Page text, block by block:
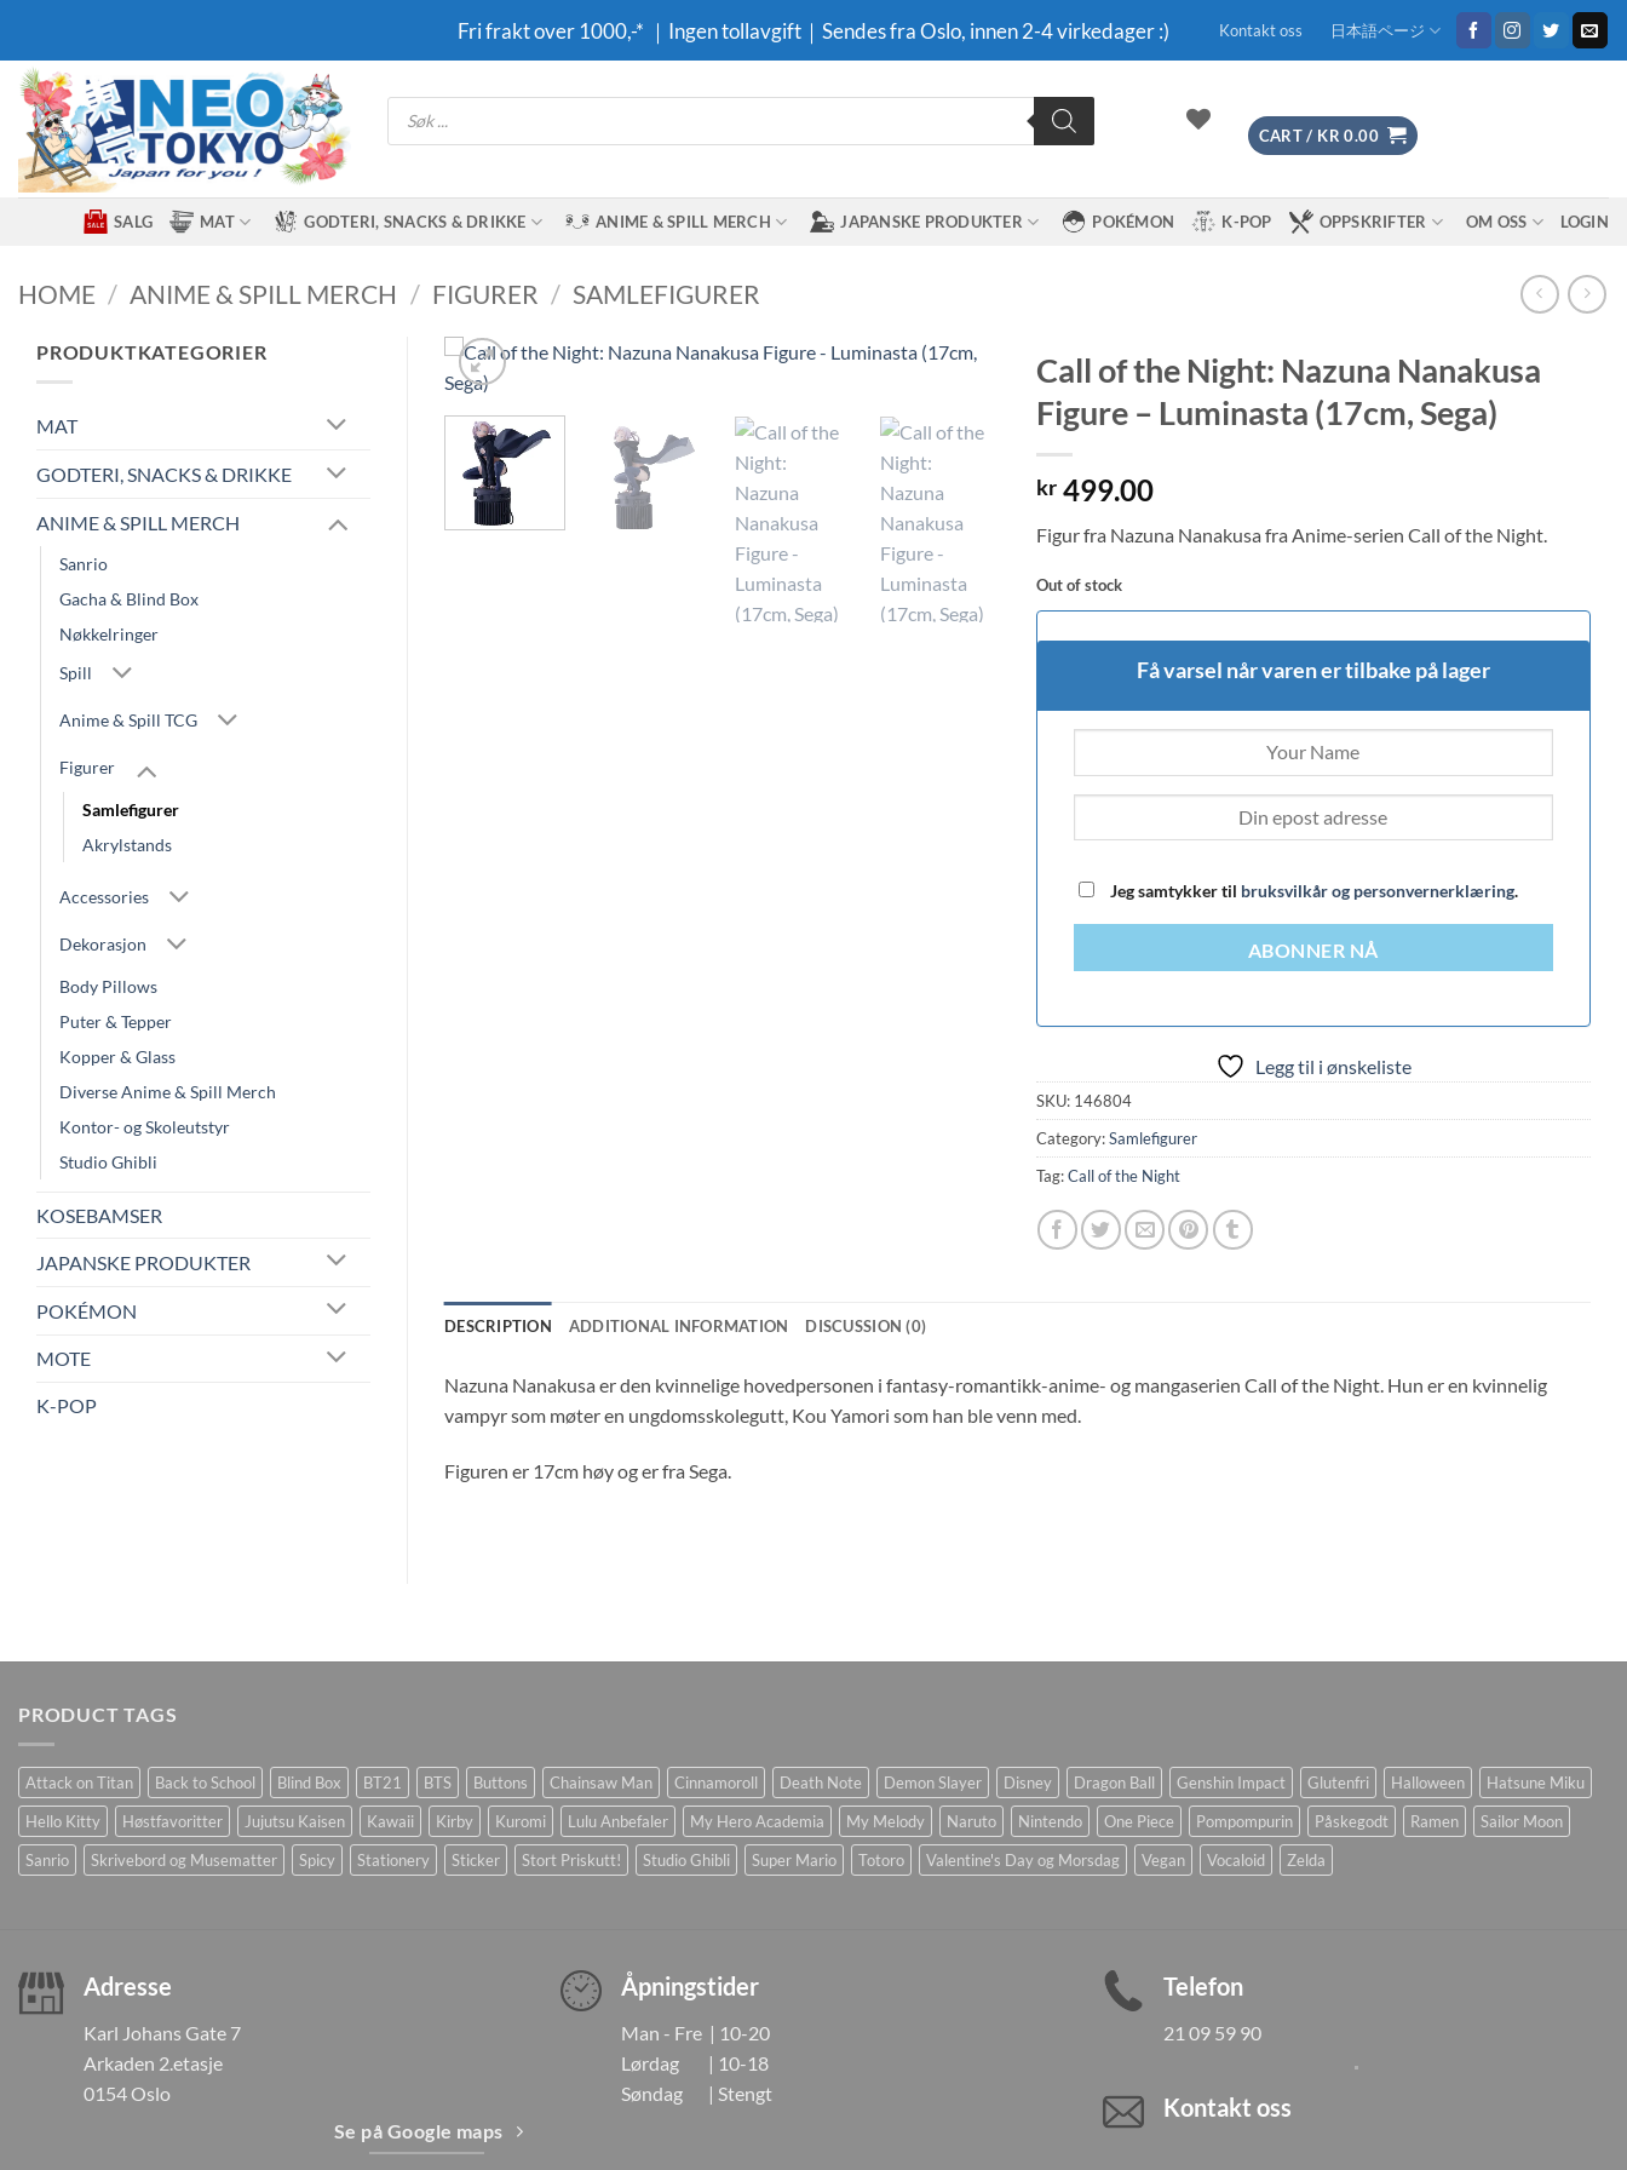
content
Fri frakt over 1000,-* ｜Ingen tollavgift｜Sendes fra Oslo, innen 2-4 virkedager :) Kontakt oss 日本語ページ
Products
search
CART / KR 0.00
SALG MAT GODTERI, SNACKS & DRIKKE ANIME & SPILL MERCH JAPANSKE PRODUKTER POKÉMON K-POP OPPSKRIFTER OM OSS LOGIN
HOME / ANIME & SPILL MERCH / FIGURER / SAMLEFIGURER
PRODUKTKATEGORIER
MAT
GODTERI, SNACKS & DRIKKE
ANIME & SPILL MERCH
Sanrio
Gacha & Blind Box
Nøkkelringer
Spill
Anime & Spill TCG
Figurer
Samlefigurer
Akrylstands
Accessories
Dekorasjon
Body Pillows
Puter & Tepper
Kopper & Glass
Diverse Anime & Spill Merch
Kontor- og Skoleutstyr
Studio Ghibli
KOSEBAMSER
JAPANSKE PRODUKTER
POKÉMON
MOTE
K-POP
ønskeliste
Call of the Night: Nazuna Nanakusa
Figure – Luminasta (17cm, Sega)
kr499.00
Figur fra Nazuna Nanakusa fra Anime-serien Call of the Night.
Out of stock
Få varsel når varen er tilbake på lager
Jeg samtykker til bruksvilkår og personvernerklæring.
ABONNER NÅ
Legg til i ønskeliste
SKU: 146804
Category:Samlefigurer
Tag:Call of the Night
DESCRIPTION ADDITIONAL INFORMATION DISCUSSION (0)
Nazuna Nanakusa er den kvinnelige hovedpersonen i fantasy-romantikk-anime- og mangaserien Call of the Night. Hun er en kvinnelig
vampyr som møter en ungdomsskolegutt, Kou Yamori som han ble venn med.
Figuren er 17cm høy og er fra Sega.
PRODUCT TAGS
Attack on Titan Back to School Blind Box BT21 BTS Buttons Chainsaw Man Cinnamoroll Death Note Demon Slayer Disney Dragon Ball Genshin Impact Glutenfri Halloween
Hatsune Miku
Hello Kitty
Høstfavoritter Jujutsu Kaisen Kawaii Kirby Kuromi Lulu Anbefaler My Hero Academia My Melody Naruto Nintendo One Piece Pompompurin Påskegodt Ramen
Sailor Moon
Sanrio
Skrivebord og Musematter Spicy Stationery Sticker Stort Priskutt! Studio Ghibli Super Mario Totoro Valentine's Day og Morsdag Vegan Vocaloid Zelda
Adresse
Karl Johans Gate 7
Arkaden 2.etasje
0154 Oslo
Se på Google maps
Åpningstider
Man - Fre | 10-20
Lørdag | 10-18
Søndag | Stengt
Telefon
21 09 59 90
Kontakt oss